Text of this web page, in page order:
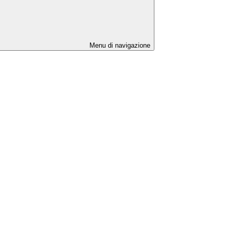
Menu di navigazione